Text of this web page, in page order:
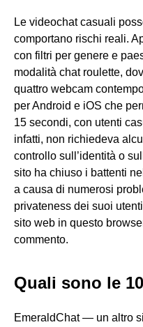
Le videochat casuali
comportano rischi reali.
con filtri per genere e
modalità chat roulette,
quattro webcam
per Android e iOS che
15 secondi, con utenti
infatti, non richiedeva
controllo sull’identità o
sito ha chiuso i battenti
a causa di numerosi
privateness dei suoi
sito web in questo
commento.
Quali sono le
EmeraldChat — un altro